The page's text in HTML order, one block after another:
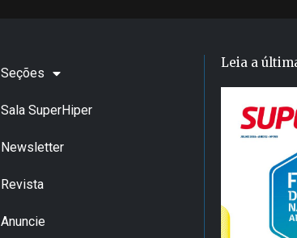
Seções
Sala SuperHiper
Newsletter
Revista
Anuncie
Leia a